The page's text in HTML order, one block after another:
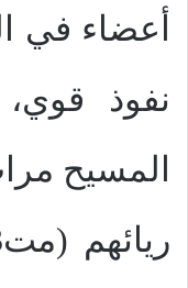
أعضاء في
نفوذ
المسيح